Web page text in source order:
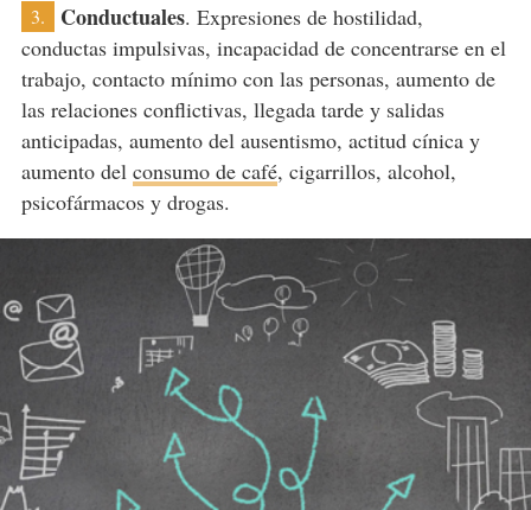
3. Conductuales. Expresiones de hostilidad,
conductas impulsivas, incapacidad de concentrarse en el
trabajo, contacto mínimo con las personas, aumento de
las relaciones conflictivas, llegada tarde y salidas
anticipadas, aumento del ausentismo, actitud cínica y
aumento del consumo de café, cigarrillos, alcohol,
psicofármacos y drogas.